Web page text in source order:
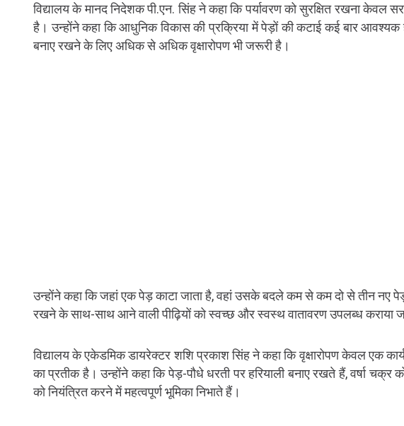
विद्यालय के मानद निदेशक पी.एन. सिंह ने कहा कि पर्यावरण को सुरक्षित रखना केवल
है। उन्होंने कहा कि आधुनिक विकास की प्रक्रिया में पेड़ों की कटाई कई बार
बनाए रखने के लिए अधिक से अधिक वृक्षारोपण भी जरूरी है।
उन्होंने कहा कि जहां एक पेड़ काटा जाता है, वहां उसके बदले कम से कम दो से तीन नए
रखने के साथ-साथ आने वाली पीढ़ियों को स्वच्छ और स्वस्थ वातावरण उपलब्ध कराया
विद्यालय के एकेडमिक डायरेक्टर शशि प्रकाश सिंह ने कहा कि वृक्षारोपण केवल एक
का प्रतीक है। उन्होंने कहा कि पेड़-पौधे धरती पर हरियाली बनाए रखते हैं, वर्षा
को नियंत्रित करने में महत्वपूर्ण भूमिका निभाते हैं।